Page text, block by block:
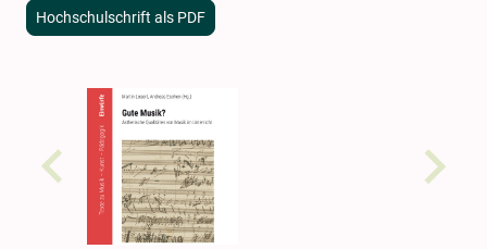
Hochschulschrift als PDF